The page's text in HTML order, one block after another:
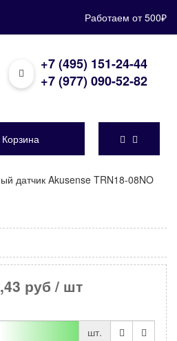
Работаем от 500₽
+7 (495) 151-24-44
+7 (977) 090-52-82
Корзина
датчик Akusense TRN18-08NO
руб / шт
шт.